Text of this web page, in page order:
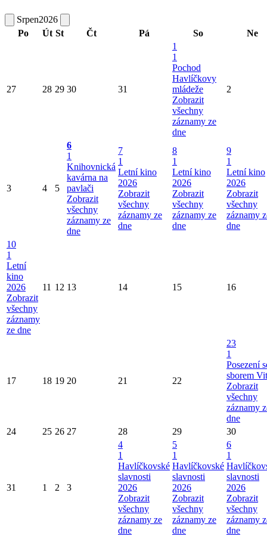
Srpen2026
Po
Út St Čt Pá So Ne
27 28 29 30 31
1
1
Pochod
Havlíčkovy
mládeže
Zobrazit
všechny
záznamy ze
dne
2
3 4 5
6
1
Knihovnická
kavárna na
pavlači
Zobrazit
všechny
záznamy ze
dne
7
1
Letní kino
2026
Zobrazit
všechny
záznamy ze
dne
8
1
Letní kino
2026
Zobrazit
všechny
záznamy ze
dne
9
1
Letní kino
2026
Zobrazit
všechny
záznamy
dne
10
1
Letní
kino
2026
Zobrazit
všechny
záznamy
ze dne
11 12 13 14 15 16
17 18 19 20 21 22
23
1
Posezení
sborem
Zobrazit
všechny
záznamy
dne
24
25 26 27 28 29 30
31 1 2 3
4
1
Havlíčkovské
slavnosti
2026
Zobrazit
všechny
záznamy ze
dne
5
1
Havlíčkovské
slavnosti
2026
Zobrazit
všechny
záznamy ze
dne
6
1
slavnosti
2026
Zobrazit
všechny
záznamy
dne